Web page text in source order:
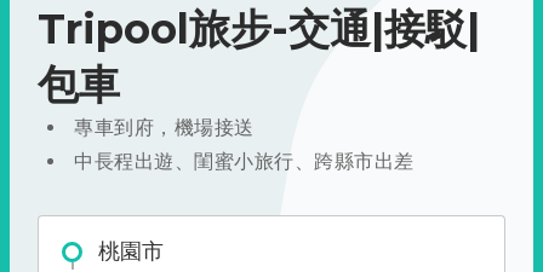
Tripool旅步-交通|接駁|
包車
專車到府，機場接送
中長程出遊、閨蜜小旅行、跨縣市出差
桃園市